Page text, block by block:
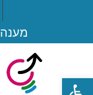
פתח סרגל נגישות